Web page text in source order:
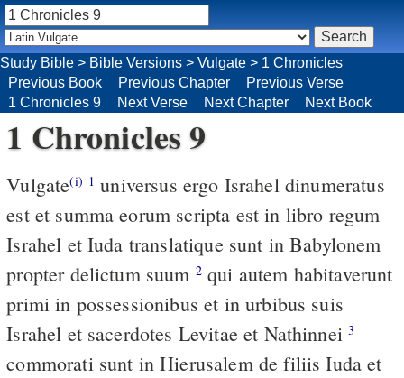
Study Bible > Bible Versions > Vulgate > 1 Chronicles
Previous Book
Previous Chapter
Previous Verse
1 Chronicles 9
Next Verse Next Chapter Next Book
1 Chronicles 9
Vulgate(i) 1 universus ergo Israhel dinumeratus
est et summa eorum scripta est in libro regum
Israhel et Iuda translatique sunt in Babylonem
propter delictum suum 2qui autem habitaverunt
primi in possessionibus et in urbibus suis
Israhel et sacerdotes Levitae et Nathinnei3
commorati sunt in Hierusalem de filiis Iuda et